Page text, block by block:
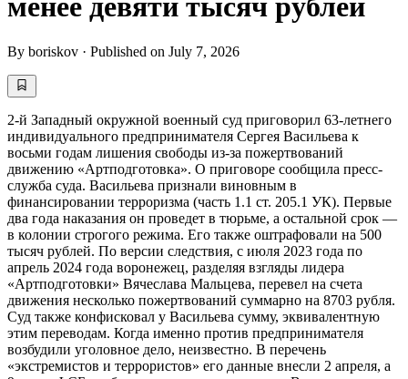
менее девяти тысяч рублей
By boriskov · Published on July 7, 2026
2-й Западный окружной военный суд приговорил 63-летнего
индивидуального предпринимателя Сергея Васильева к
восьми годам лишения свободы из-за пожертвований
движению «Артподготовка». О приговоре сообщила пресс-
служба суда. Васильева признали виновным в
финансировании терроризма (часть 1.1 ст. 205.1 УК). Первые
два года наказания он проведет в тюрьме, а остальной срок —
в колонии строгого режима. Его также оштрафовали на 500
тысяч рублей. По версии следствия, с июля 2023 года по
апрель 2024 года воронежец, разделяя взгляды лидера
«Артподготовки» Вячеслава Мальцева, перевел на счета
движения несколько пожертвований суммарно на 8703 рубля.
Суд также конфисковал у Васильева сумму, эквивалентную
этим переводам. Когда именно против предпринимателя
возбудили уголовное дело, неизвестно. В перечень
«экстремистов и террористов» его данные внесли 2 апреля, а